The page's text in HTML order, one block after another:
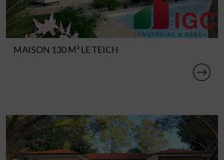
MAISON 130 M² LE TEICH